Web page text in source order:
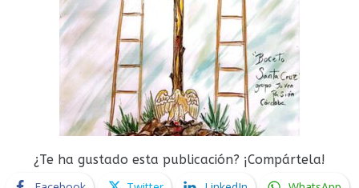
¿Te ha gustado esta publicación? ¡Compártela!